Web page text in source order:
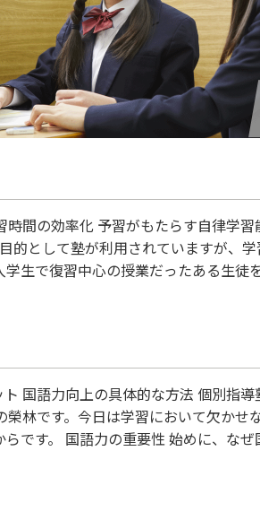
的として塾が利用されていますが、
生で復習中心の授業だったある生徒
です。 国語力の重要性 始めに、な